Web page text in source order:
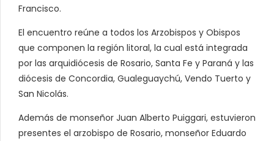
Francisco.
El encuentro reúne a todos los Arzobispos y Obispos
que componen la región litoral, la cual está integrada
por las arquidiócesis de Rosario, Santa Fe y Paraná y las
diócesis de Concordia, Gualeguaychú, Vendo Tuerto y
San Nicolás.
Además de monseñor Juan Alberto Puiggari, estuvieron
presentes el arzobispo de Rosario, monseñor Eduardo